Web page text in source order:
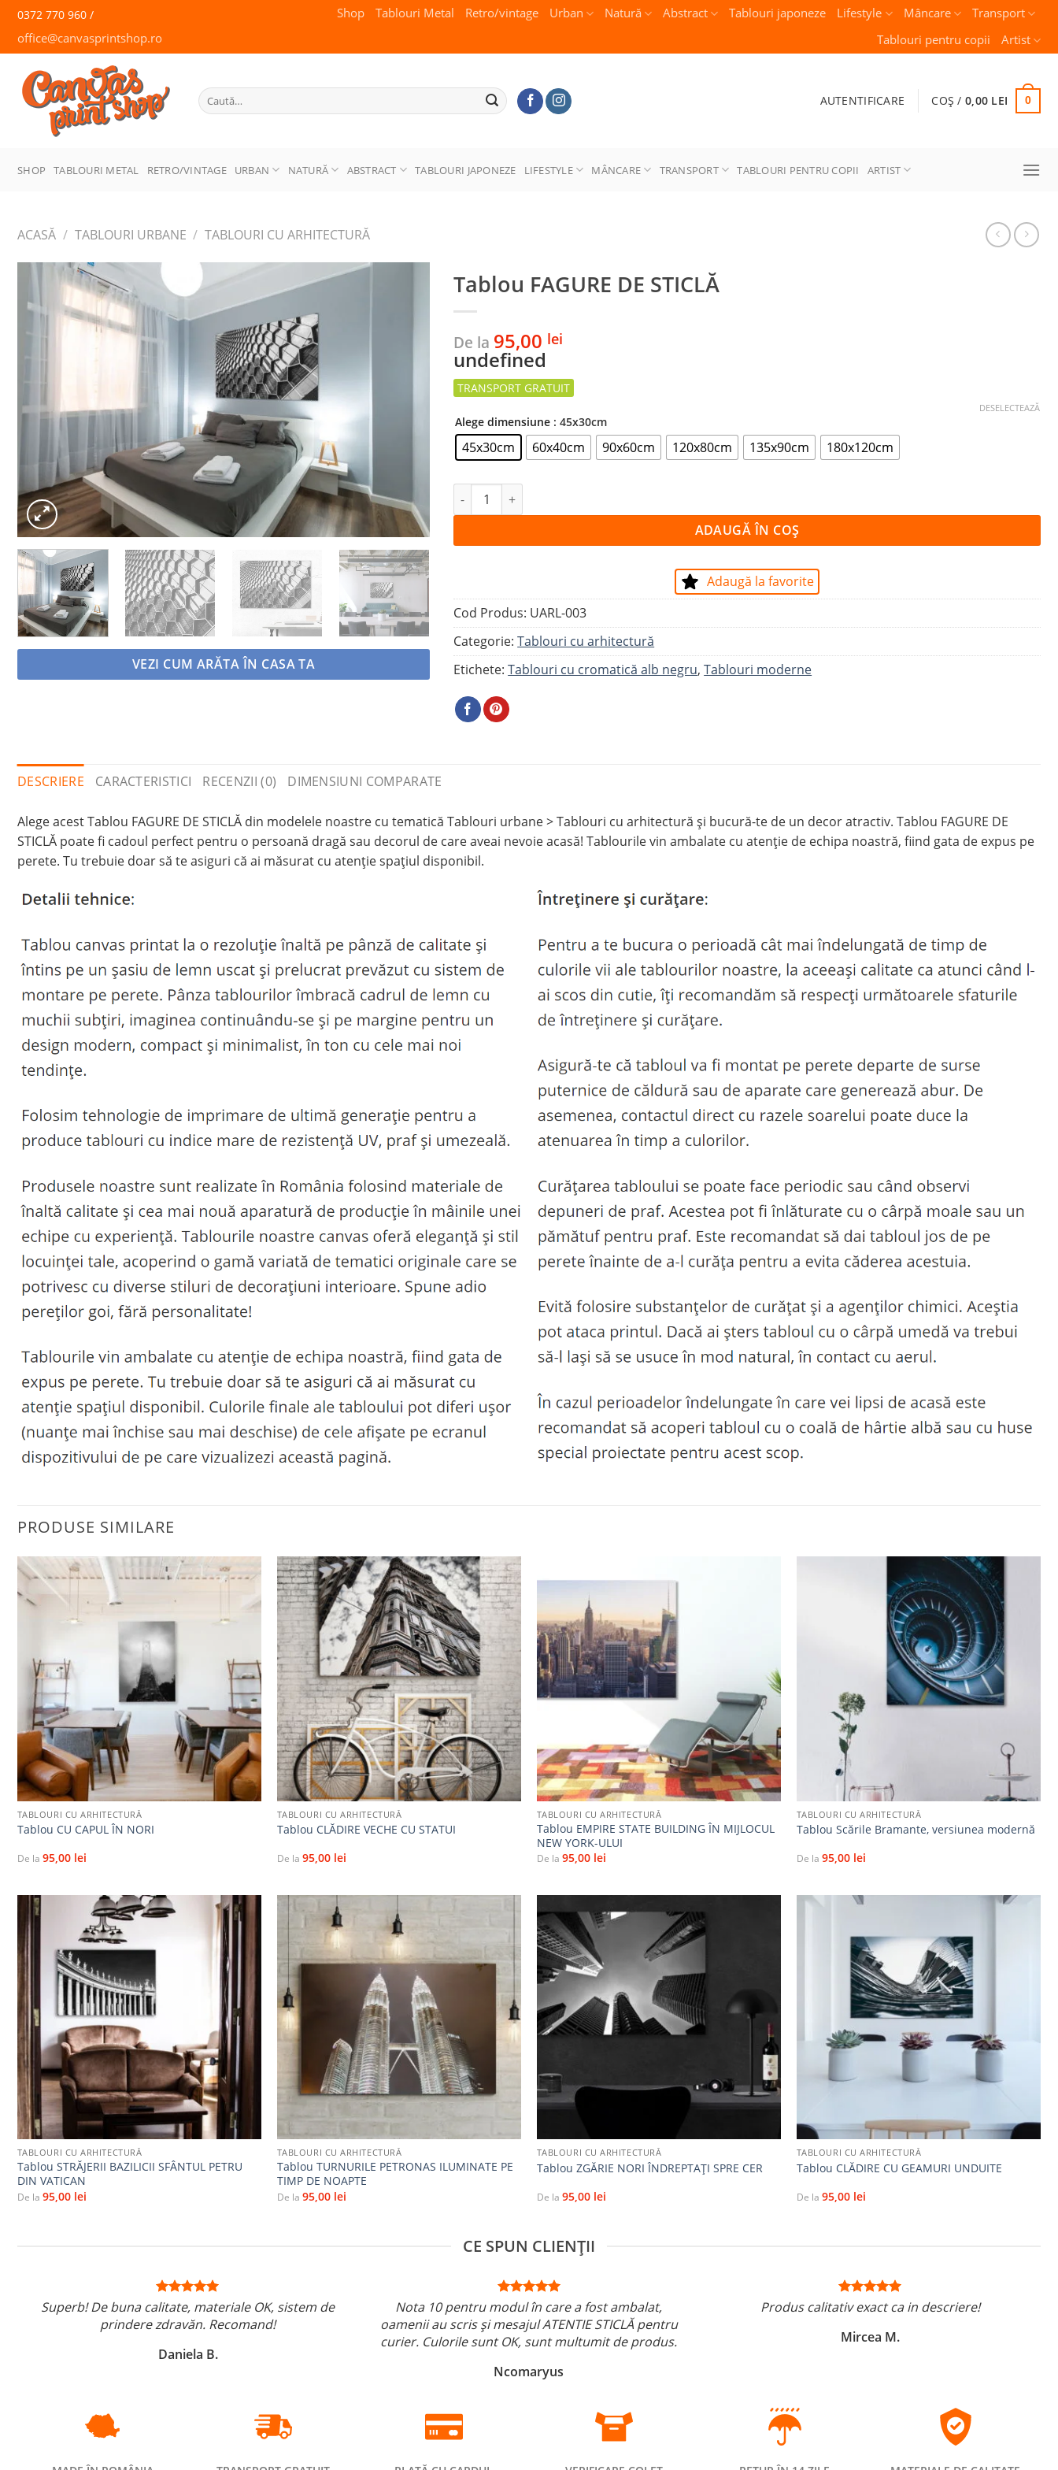
Skip
content
0372 770 960 /
office@canvasprintshop.ro
Shop Tablouri Metal Retro/vintage Urban Natură Abstract Tablouri japoneze Lifestyle Mâncare
Transport
Tablouri pentru copii
Artist
CANVAS
PRINT SHOP
Caută
după:
AUTENTIFICARE COȘ / 0,00 LEI 0
SHOP TABLOURI METAL RETRO/VINTAGE URBAN NATURĂ ABSTRACT TABLOURI JAPONEZE LIFESTYLE MÂNCARE TRANSPORT TABLOURI PENTRU COPII ARTIST
ACASĂ / TABLOURI URBANE / TABLOURI CU ARHITECTURĂ
VEZI CUM ARĂTA ÎN CASA TA
Tablou FAGURE DE STICLĂ
De la 95,00 lei
undefined
Alege dimensiune : 45x30cm
45x30cm 60x40cm 90x60cm 120x80cm 135x90cm 180x120cm
DESELECTEAZĂ
Cantitate Tablou FAGURE DE STICLĂ
ADAUGĂ ÎN COȘ
Adaugă la favorite
Cod Produs: UARL-003
Categorie:Tablouri cu arhitectură
Etichete:Tablouri cu cromatică alb negru,Tablouri moderne
DESCRIERE CARACTERISTICI RECENZII (0) DIMENSIUNI COMPARATE
Alege acest Tablou FAGURE DE STICLĂ din modelele noastre cu tematică Tablouri urbane > Tablouri cu arhitectură și bucură-te de un decor atractiv. Tablou FAGURE DE
STICLĂ poate fi cadoul perfect pentru o persoană dragă sau decorul de care aveai nevoie acasă! Tablourile vin ambalate cu atenție de echipa noastră, fiind gata de expus pe
perete. Tu trebuie doar să te asiguri că ai măsurat cu atenție spațiul disponibil.
PRODUSE SIMILARE
Adaugă
+
TABLOURI CU ARHITECTURĂ
Tablou CU CAPUL ÎN NORI
De la 95,00 lei
Adaugă
la
favorite
+
TABLOURI CU ARHITECTURĂ
Tablou CLĂDIRE VECHE CU STATUI
De la 95,00 lei
+
TABLOURI CU ARHITECTURĂ
Tablou EMPIRE STATE BUILDING ÎN MIJLOCUL
NEW YORK-ULUI
De la 95,00 lei
Adaugă
favorite
TABLOURI CU ARHITECTURĂ
Tablou Scările Bramante, versiunea modernă
De la 95,00 lei
Adaugă
la
favorite
+
TABLOURI CU ARHITECTURĂ
Tablou STRĂJERII BAZILICII SFÂNTUL PETRU
DIN VATICAN
De la 95,00 lei
Adaugă
TABLOURI CU ARHITECTURĂ
Tablou TURNURILE PETRONAS ILUMINATE PE
TIMP DE NOAPTE
De la 95,00 lei
TABLOURI CU ARHITECTURĂ
Tablou ZGĂRIE NORI ÎNDREPTAȚI SPRE CER
De la 95,00 lei
TABLOURI CU ARHITECTURĂ
Tablou CLĂDIRE CU GEAMURI UNDUITE
De la 95,00 lei
CE SPUN CLIENȚII
Superb! De buna calitate, materiale OK, sistem de
prindere zdravăn. Recomand!
Daniela B.
Nota 10 pentru modul în care a fost ambalat,
oamenii au scris și mesajul ATENTIE STICLĂ pentru
curier. Culorile sunt OK, sunt multumit de produs.
Ncomaryus
Produs calitativ exact ca in descriere!
Mircea M.